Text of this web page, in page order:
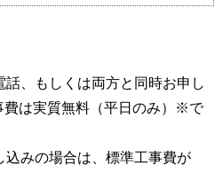
、もしくは両方と同時お申し
費は実質無料（平日のみ）※で
みの場合は、標準工事費が